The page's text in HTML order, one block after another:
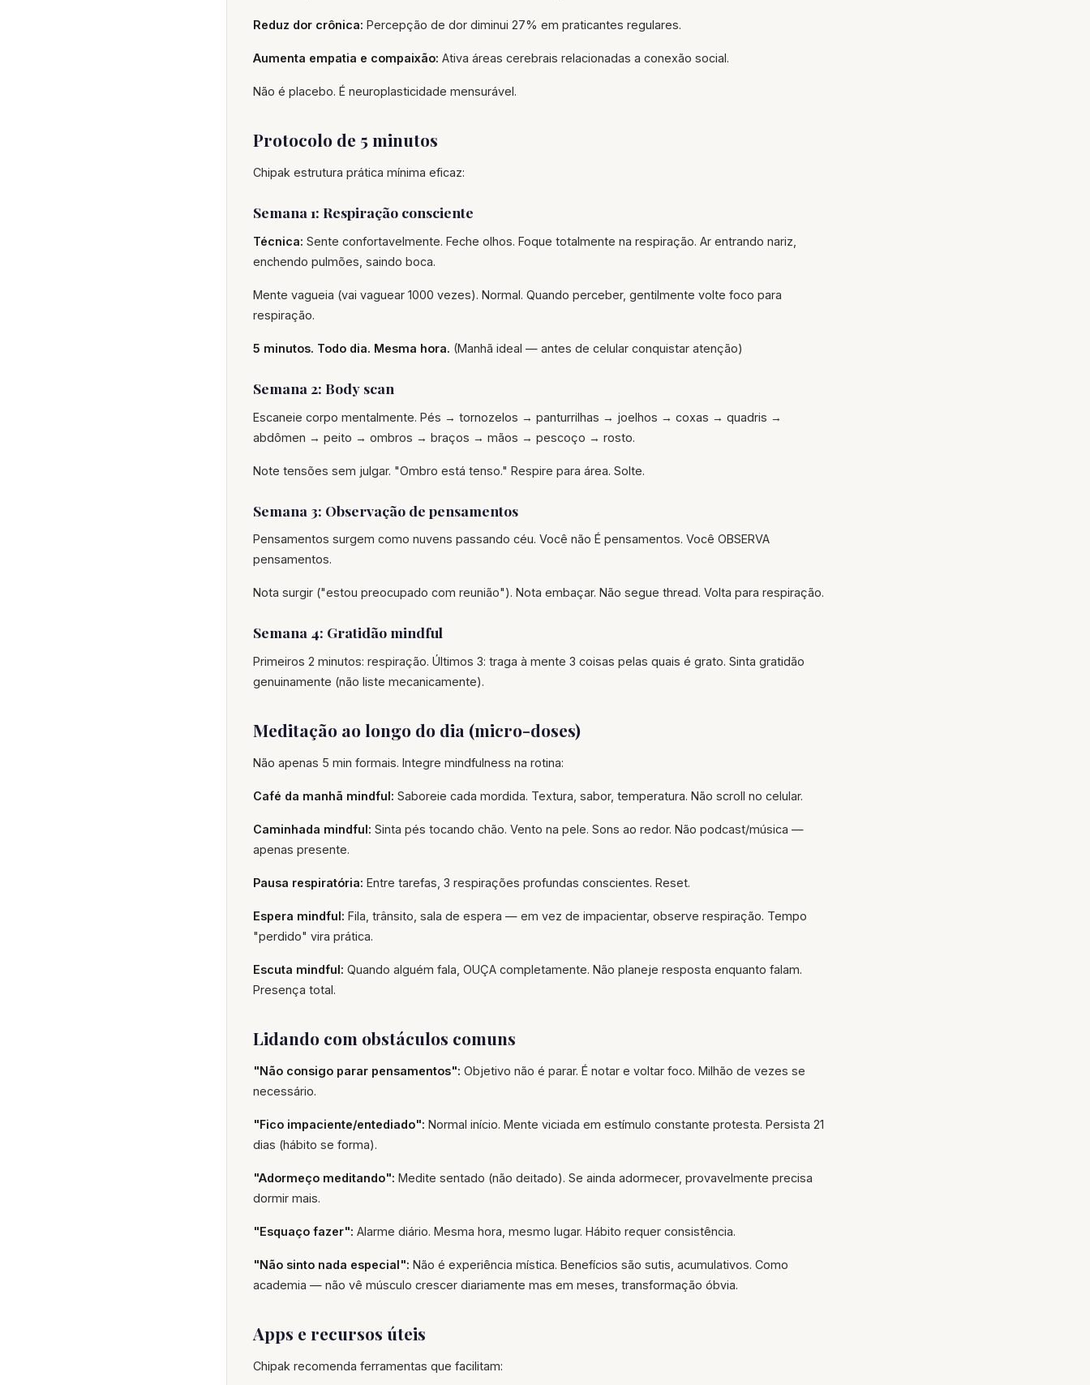
Reduz dor crônica: Percepção de dor diminui 27% em praticantes regulares.
Aumenta empatia e compaixão: Ativa áreas cerebrais relacionadas a conexão social.
Não é placebo. É neuroplasticidade mensurável.
Protocolo de 5 minutos
Chipak estrutura prática mínima eficaz:
Semana 1: Respiração consciente
Técnica: Sente confortavelmente. Feche olhos. Foque totalmente na respiração. Ar entrando nariz,
enchendo pulmões, saindo boca.
Mente vagueia (vai vaguear 1000 vezes). Normal. Quando perceber, gentilmente volte foco para
respiração.
5 minutos. Todo dia. Mesma hora. (Manhã ideal — antes de celular conquistar atenção)
Semana 2: Body scan
Escaneie corpo mentalmente. Pés → tornozelos → panturrilhas → joelhos → coxas → quadris →
abdômen → peito → ombros → braços → mãos → pescoço → rosto.
Note tensões sem julgar. "Ombro está tenso." Respire para área. Solte.
Semana 3: Observação de pensamentos
Pensamentos surgem como nuvens passando céu. Você não É pensamentos. Você OBSERVA
pensamentos.
Nota surgir ("estou preocupado com reunião"). Nota embaçar. Não segue thread. Volta para respiração.
Semana 4: Gratidão mindful
Primeiros 2 minutos: respiração. Últimos 3: traga à mente 3 coisas pelas quais é grato. Sinta gratidão
genuinamente (não liste mecanicamente).
Meditação ao longo do dia (micro-doses)
Não apenas 5 min formais. Integre mindfulness na rotina:
Café da manhã mindful: Saboreie cada mordida. Textura, sabor, temperatura. Não scroll no celular.
Caminhada mindful: Sinta pés tocando chão. Vento na pele. Sons ao redor. Não podcast/música —
apenas presente.
Pausa respiratória: Entre tarefas, 3 respirações profundas conscientes. Reset.
Espera mindful: Fila, trânsito, sala de espera — em vez de impacientar, observe respiração. Tempo
"perdido" vira prática.
Escuta mindful: Quando alguém fala, OUÇA completamente. Não planeje resposta enquanto falam.
Presença total.
Lidando com obstáculos comuns
"Não consigo parar pensamentos": Objetivo não é parar. É notar e voltar foco. Milhão de vezes se
necessário.
"Fico impaciente/entediado": Normal início. Mente viciada em estímulo constante protesta. Persista 21
dias (hábito se forma).
"Adormeço meditando": Medite sentado (não deitado). Se ainda adormecer, provavelmente precisa
dormir mais.
"Esquaço fazer": Alarme diário. Mesma hora, mesmo lugar. Hábito requer consistência.
"Não sinto nada especial": Não é experiência mística. Benefícios são sutis, acumulativos. Como
academia — não vê músculo crescer diariamente mas em meses, transformação óbvia.
Apps e recursos úteis
Chipak recomenda ferramentas que facilitam: